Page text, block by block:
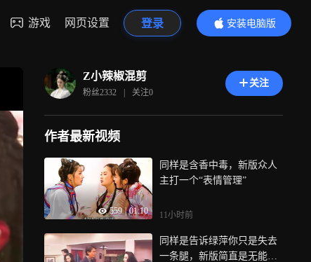
游戏 网页设置 登录
安装电脑版
内容更精彩
Z小辣椒混剪
粉丝2332 | 关注0
关注
作者最新视频
559 | 01:10
同样是含香中毒，新版众人
主打一个“表情管理”
11小时前
同样是告诉绿萍你只是失去
一条腿，新版简直是无能的